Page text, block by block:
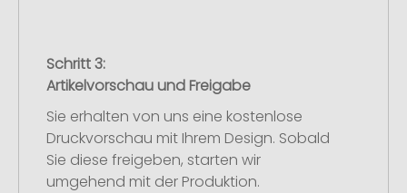
Schritt 3:
Artikelvorschau und Freigabe
Sie erhalten von uns eine kostenlose
Druckvorschau mit Ihrem Design. Sobald
Sie diese freigeben, starten wir
umgehend mit der Produktion.